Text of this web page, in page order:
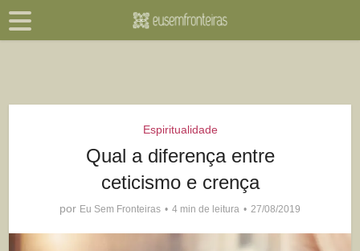
Espiritualidade
Qual a diferença entre
ceticismo e crença
por Eu Sem Fronteiras 4 min de leitura 27/08/2019